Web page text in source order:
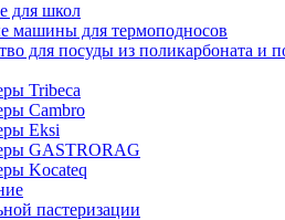
для школ
машины для термоподносов
для посуды из поликарбоната и
Tribeca
Cambro
Eksi
GASTRORAG
Kocateq
пастеризации